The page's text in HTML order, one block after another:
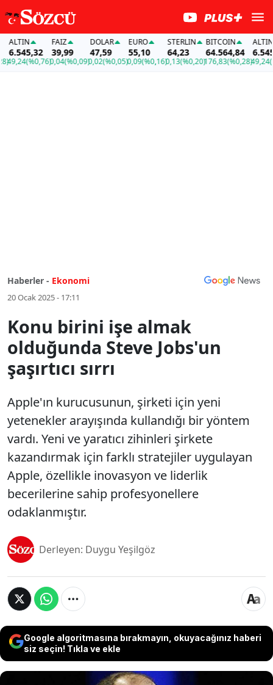
(%0,76)
FAİZ
39,99
0,04(%0,09)
DOLAR
47,59
0,02(%0,05)
EURO
55,10
0,09(%0,16)
STERLIN
64,23
0,13(%0,20)
BITCOIN
64.564,84
176,83(%0,28)
ALTIN
49,24
Haberler - Ekonomi
20 Ocak 2025 - 17:11
Konu birini işe almak
olduğunda Steve Jobs'un
şaşırtıcı sırrı
Apple'ın kurucusunun, şirketi için yeni
yetenekler arayışında kullandığı bir yöntem
vardı. Yeni ve yaratıcı zihinleri şirkete
kazandırmak için farklı stratejiler uygulayan
Apple, özellikle inovasyon ve liderlik
becerilerine sahip profesyonellere
odaklanmıştır.
Derleyen: Duygu Yeşilgöz
Google algoritmasına bırakmayın, okuyacağınız haberi
siz seçin! Tıkla ve ekle